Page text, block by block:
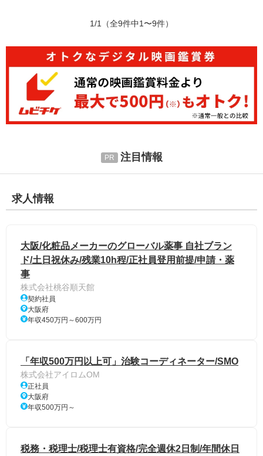
1/1 （全9件中1〜9件）
注目情報
求人情報
大阪/化粧品メーカーのグローバル薬事 自社ブラン
ド/土日祝休み/残業10h程/正社員登用前提/申請・薬
事
株式会社桃谷順天館
契約社員
大阪府
年収450万円～600万円
「年収500万円以上可」治験コーディネーター/SMO
株式会社アイロムOM
正社員
大阪府
年収500万円～
税務・税理士/税理士有資格/完全週休2日制/年間休日